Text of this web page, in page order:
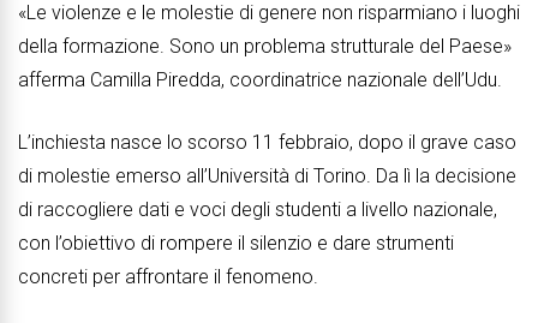
«Le violenze e le molestie di genere non risparmiano i luoghi
della formazione. Sono un problema strutturale del Paese»
afferma Camilla Piredda, coordinatrice nazionale dell’Udu.
L’inchiesta nasce lo scorso 11 febbraio, dopo il grave caso
di molestie emerso all’Università di Torino. Da lì la decisione
di raccogliere dati e voci degli studenti a livello nazionale,
con l’obiettivo di rompere il silenzio e dare strumenti
concreti per affrontare il fenomeno.